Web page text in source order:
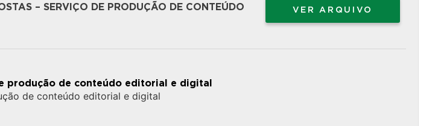
– SERVIÇO DE PRODUÇÃO DE CONTEÚDO
VER ARQUIVO
produção de conteúdo editorial e digital
de conteúdo editorial e digital